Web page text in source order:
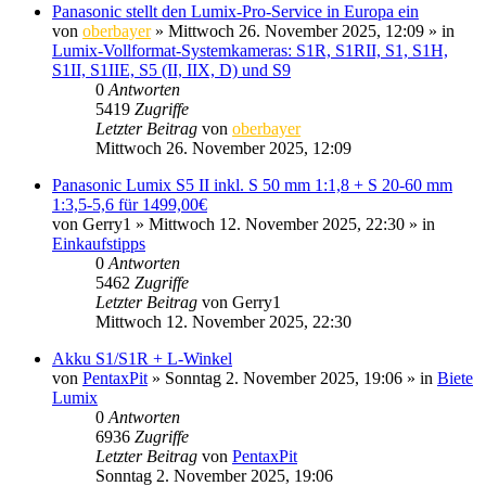
Panasonic stellt den Lumix-Pro-Service in Europa ein
von oberbayer» Mittwoch 26. November 2025, 12:09 » in
Lumix-Vollformat-Systemkameras: S1R, S1RII, S1, S1H,
S1II, S1IIE, S5 (II, IIX, D) und S9
0 Antworten
5419 Zugriffe
Letzter Beitrag von oberbayer
Mittwoch 26. November 2025, 12:09
Panasonic Lumix S5 II inkl. S 50 mm 1:1,8 + S 20-60 mm
1:3,5-5,6 für 1499,00€
von Gerry1 » Mittwoch 12. November 2025, 22:30 » in
Einkaufstipps
0 Antworten
5462 Zugriffe
Letzter Beitrag von Gerry1
Mittwoch 12. November 2025, 22:30
Akku S1/S1R + L-Winkel
von PentaxPit » Sonntag 2. November 2025, 19:06 » in Biete
Lumix
0 Antworten
6936 Zugriffe
Letzter Beitrag von PentaxPit
Sonntag 2. November 2025, 19:06